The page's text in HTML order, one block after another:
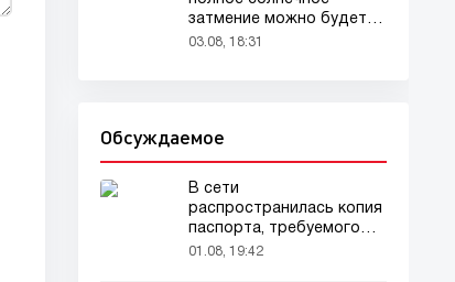
затмение можно будет
наблюдать в августе
03.08, 18:31
Обсуждаемое
В сети
распространилась копия
паспорта, требуемого
для домашних животных
01.08, 19:42